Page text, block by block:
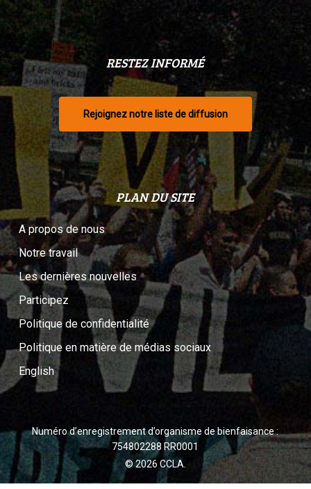
RESTEZ INFORMÉ
Rejoignez notre liste de diffusion
PLAN DU SITE
A propos de nous
Notre travail
Les dernières nouvelles
Participez
Politique de confidentialité
Politique en matière de médias sociaux
English
Numéro d’enregistrement d’organisme de bienfaisance :
754802288 RR0001
© 2026 CCLA.